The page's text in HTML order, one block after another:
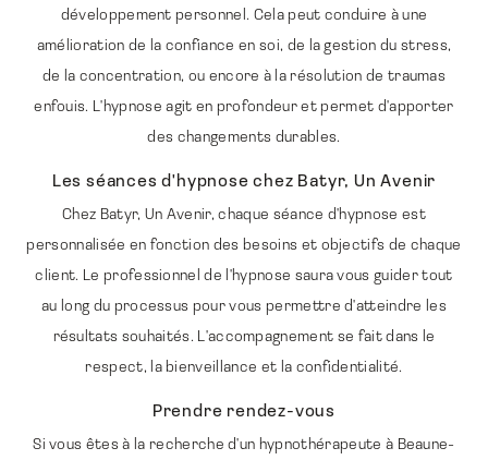
développement personnel. Cela peut conduire à une
amélioration de la confiance en soi, de la gestion du stress,
de la concentration, ou encore à la résolution de traumas
enfouis. L'hypnose agit en profondeur et permet d'apporter
des changements durables.
Les séances d'hypnose chez Batyr, Un Avenir
Chez Batyr, Un Avenir, chaque séance d'hypnose est
personnalisée en fonction des besoins et objectifs de chaque
client. Le professionnel de l'hypnose saura vous guider tout
au long du processus pour vous permettre d'atteindre les
résultats souhaités. L'accompagnement se fait dans le
respect, la bienveillance et la confidentialité.
Prendre rendez-vous
Si vous êtes à la recherche d'un hypnothérapeute à Beaune-